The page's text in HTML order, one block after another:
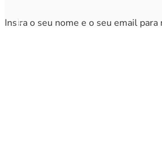
Insira o seu nome e o seu email